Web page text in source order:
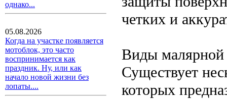
однако...
05.08.2026
Когда на участке появляется
мотоблок, это часто
воспринимается как
праздник. Ну, или как
начало новой жизни без
лопаты....
четких и
Виды малярной
Существует
которых